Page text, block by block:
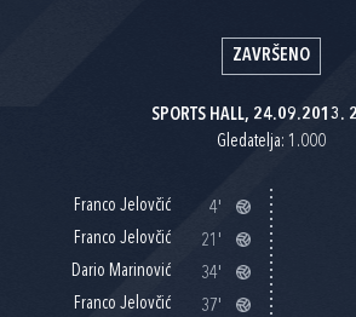
ZAVRŠENO
SPORTS HALL, 24.09.2013.
Gledatelja: 1.000
Franco Jelovčić
4'
Franco Jelovčić
21'
Dario Marinović
34'
Franco Jelovčić
37'